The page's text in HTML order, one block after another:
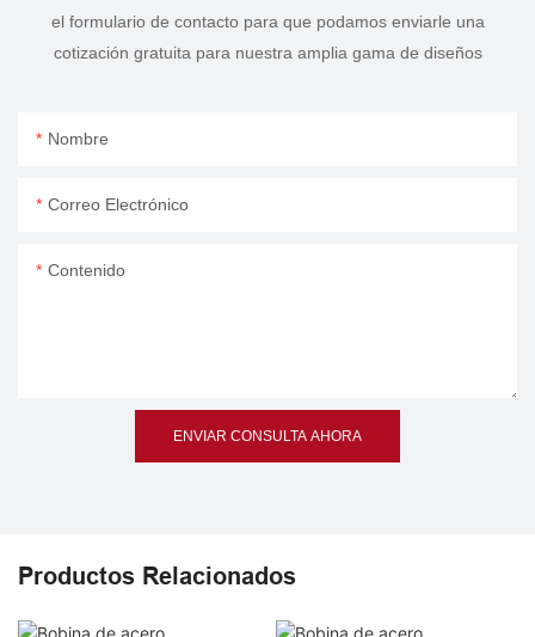
el formulario de contacto para que podamos enviarle una
cotización gratuita para nuestra amplia gama de diseños
Nombre
Correo Electrónico
Contenido
ENVIAR CONSULTA AHORA
Productos Relacionados